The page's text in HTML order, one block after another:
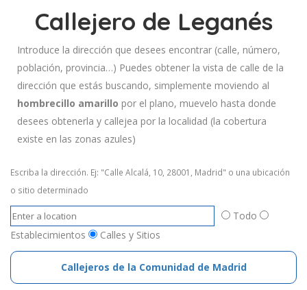
Callejero de Leganés
Introduce la dirección que desees encontrar (calle, número,
población, provincia…) Puedes obtener la vista de calle de la
dirección que estás buscando, simplemente moviendo al
hombrecillo amarillo por el plano, muevelo hasta donde
desees obtenerla y callejea por la localidad (la cobertura
existe en las zonas azules)
Escriba la dirección. Ej: "Calle Alcalá, 10, 28001, Madrid" o una ubicación
o sitio determinado
Todo
Establecimientos
Calles y Sitios
Callejeros de la Comunidad de Madrid